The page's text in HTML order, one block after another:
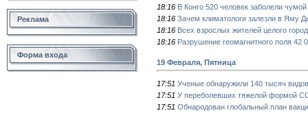
Реклама
Форма входа
18:16 В Конго 520 человек заболели чумой
18:16 Зачем климатологи залезли в Яму
18:16 Всех взрослых жителей целого
18:16 Разрушение геомагнитного поля 42
19 Февраля, Пятница
17:51 Ученые обнаружили 140 тысяч
17:51 У переболевших тяжелой формой
17:51 Обнародован глобальный план